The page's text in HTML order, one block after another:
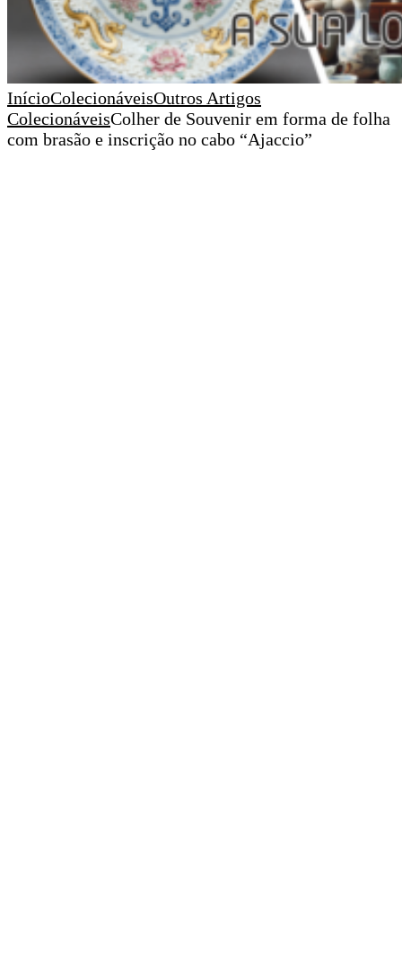
InícioColecionáveisOutros Artigos
ColecionáveisColher de Souvenir em forma de folha
com brasão e inscrição no cabo “Ajaccio”